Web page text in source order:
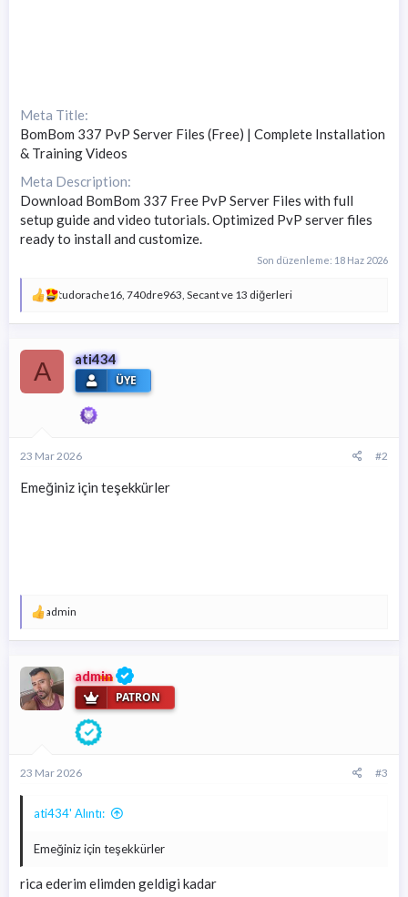
Meta Title
BomBom 337 PvP Server Files (Free) | Complete Installation
& Training Videos
Meta Description
Download BomBom 337 Free PvP Server Files with full
setup guide and video tutorials. Optimized PvP server files
ready to install and customize.
Son düzenleme: 18 Haz 2026
T
p
i
r
tudorache16, 740dre963, Secantve 13 diğerleri
A ati434
ÜYE
23 Mar 2026 #2
Emeğiniz için teşekkürler
T
p
i
l
e
r
admin
admin
PATRON
23 Mar 2026 #3
ati434' Alıntı:
Emeğiniz için teşekkürler
rica ederim elimden geldigi kadar